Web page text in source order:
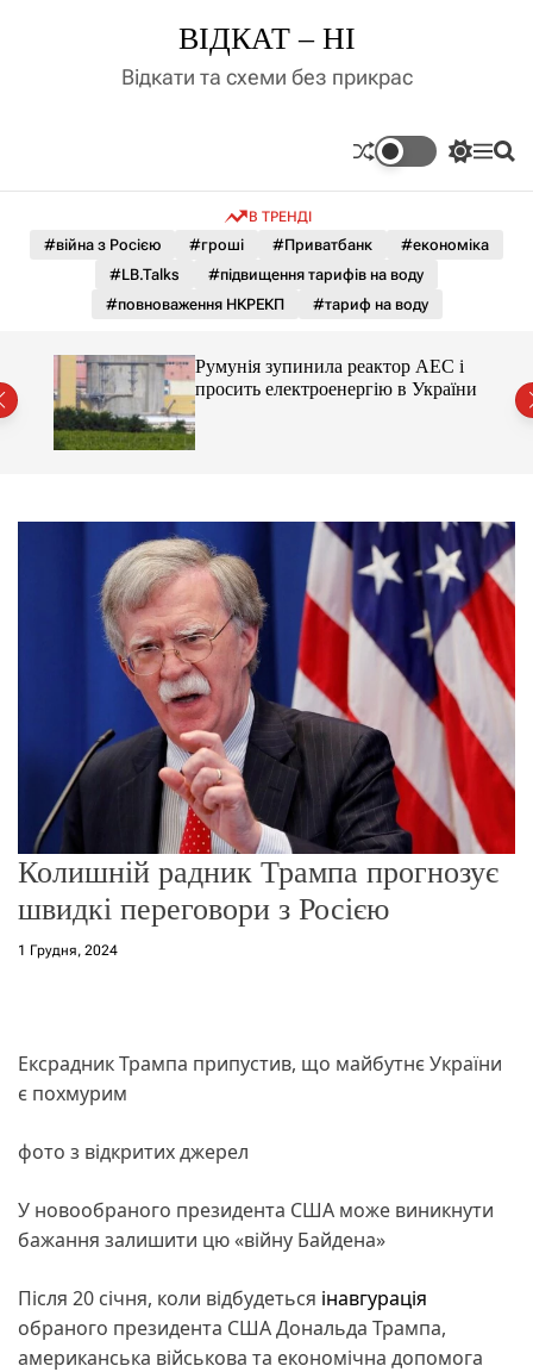
д
у
ВІДКАТ – НІ
Відкати та схеми без прикрас
П
м
к
а
о
л
ь
г
р
е
ж
и
м
М П
В ТРЕНДІ
#війна з Росією #гроші #Приватбанк
#економіка
#LB.Talks
#підвищення тарифів на воду
#повноваження НКРЕКП
#тариф на воду
Румунія зупинила реактор АЕС і
просить електроенергію в України
Колишній радник Трампа прогнозує
швидкі переговори з Росією
1 Грудня, 2024
Ексрадник Трампа припустив, що майбутнє України
є похмурим
фото з відкритих джерел
У новообраного президента США може виникнути
бажання залишити цю «війну Байдена»
Після 20 січня, коли відбудеться інавгурація
обраного президента США Дональда Трампа,
американська військова та економічна допомога